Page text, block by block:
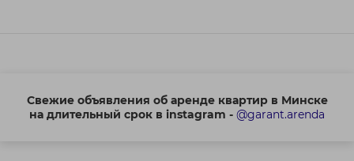
Свежие объявления об аренде квартир в Минске
на длительный срок в instagram - @garant.arenda